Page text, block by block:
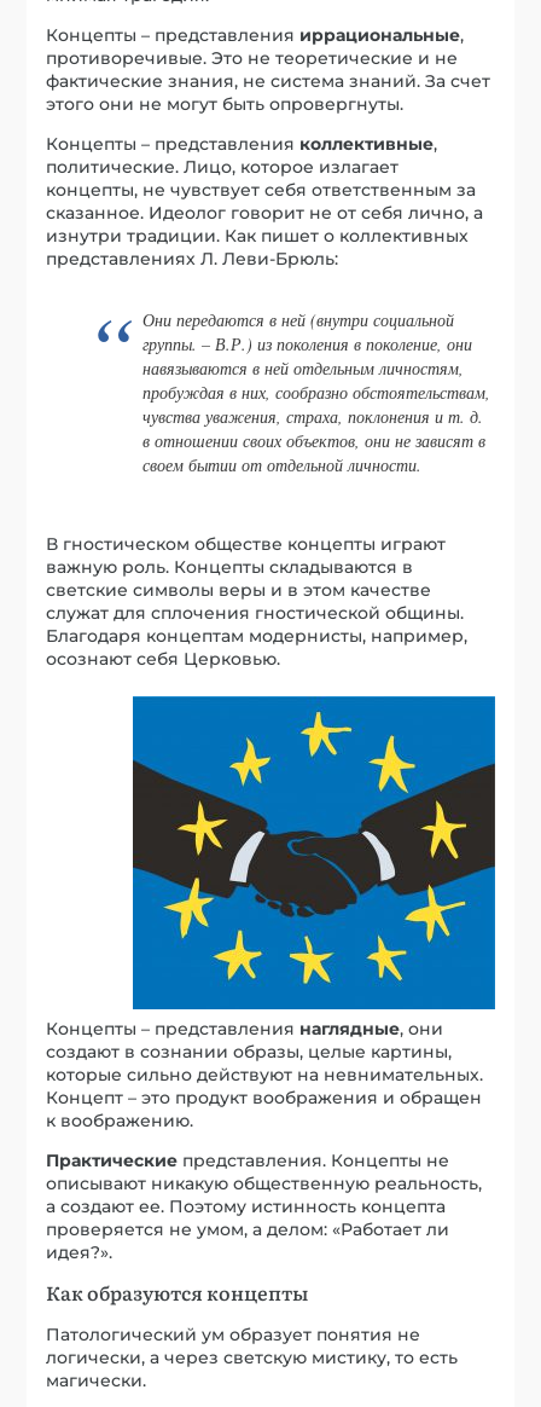
Концепты – представления иррациональные,
противоречивые. Это не теоретические и не
фактические знания, не система знаний. За счет
этого они не могут быть опровергнуты.
Концепты – представления коллективные,
политические. Лицо, которое излагает
концепты, не чувствует себя ответственным за
сказанное. Идеолог говорит не от себя лично, а
изнутри традиции. Как пишет о коллективных
представлениях Л. Леви-Брюль:
Они передаются в ней (внутри социальной
группы. – В.Р.) из поколения в поколение, они
навязываются в ней отдельным личностям,
пробуждая в них, сообразно обстоятельствам,
чувства уважения, страха, поклонения и т. д.
в отношении своих объектов, они не зависят в
своем бытии от отдельной личности.
В гностическом обществе концепты играют
важную роль. Концепты складываются в
светские символы веры и в этом качестве
служат для сплочения гностической общины.
Благодаря концептам модернисты, например,
осознают себя Церковью.
Концепты – представления наглядные, они
создают в сознании образы, целые картины,
которые сильно действуют на невнимательных.
Концепт – это продукт воображения и обращен
к воображению.
Практические представления. Концепты не
описывают никакую общественную реальность,
а создают ее. Поэтому истинность концепта
проверяется не умом, а делом: «Работает ли
идея?».
Как образуются концепты
Патологический ум образует понятия не
логически, а через светскую мистику, то есть
магически.